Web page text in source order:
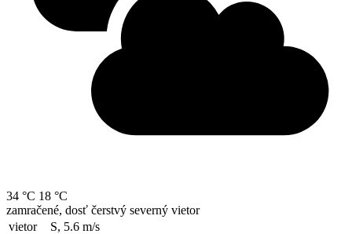
34 °C 18 °C
zamračené, dosť čerstvý severný vietor
vietor
S, 5.6 m/s